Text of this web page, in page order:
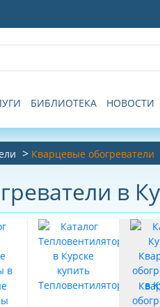
БИБЛИОТЕКА НОВОСТИ
Кварцевые обогреватели
в
Тепловентиляторы